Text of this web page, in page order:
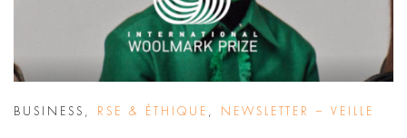
BUSINESS RSE & ÉTHIQUE NEWSLETTER – VEILLE